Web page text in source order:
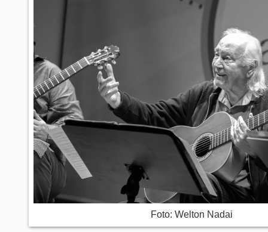
Foto: Welton Nadai